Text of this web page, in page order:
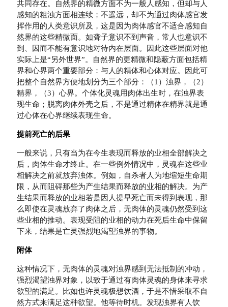
共同存在。自然界的精微方面不为一般人感知，但却与人
感知的粗浊方面相连续；不遥远，却不为通过肉体感官发
挥作用的人类意识所及，这是因为肉体感官不适合感知自
然界的这些精微面。如聋子意识不到声音，常人也意识不
到、因而不能有意识地对待内在层面。因此这些层面对他
实际上是“另外世界”。自然界的更精微和隐蔽方面包括精
界和心界两个重要部分：与人的精体和心体对应。因此可
把整个自然界方便地划分为三个部分：（1）浊界，（2）
精界，（3）心界。个体化灵魂用肉体出生时，在浊界表
现生命；脱离肉体外壳之后，不是通过精体在精界就是通
过心体在心界继续表现生命。
提前死亡的后果
一般来说，只有当为在今生表现而释放的业相全部解决之
后，肉体生命才终止。在一些例外情况中，灵魂在这些业
相解决之前就放弃浊体。例如，自杀者人为地缩短生命期
限，从而阻碍那些为产生结果而释放的业相的解决。为产
生结果而释放的业相若是因人提早死亡而未得到表现，那
么即使在灵魂放弃了肉体之后，无肉体的灵魂仍然受到这
些业相的推动。表现受阻的业相的动力在死后生命中保留
下来，结果是亡灵强烈地渴望浊界的事物。
附体
这种情况下，无肉体的灵魂对浊界感到无法抵制的冲动，
强烈渴望浊界对象，以致于通过有肉体灵魂的身体来寻求
欲望的满足。比如也许灵魂极想饮酒，于是不惜采取不自
然方式来满足这种欲望。他等待时机。发现浊界有人饮